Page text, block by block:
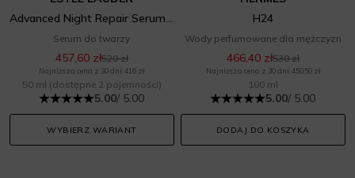
Advanced Night Repair Serum Synchronized Multi-Recovery Complex
Serum do twarzy
457,60 zł520 zł
Najniższa cena z 30 dni: 416 zł
50 ml (dostępne 2 pojemności)
5.00/ 5.00
WYBIERZ WARIANT
H24
Wody perfumowane dla mężczyzn
466,40 zł530 zł
Najniższa cena z 30 dni: 450,50 zł
100 ml
5.00/ 5.00
DODAJ DO KOSZYKA